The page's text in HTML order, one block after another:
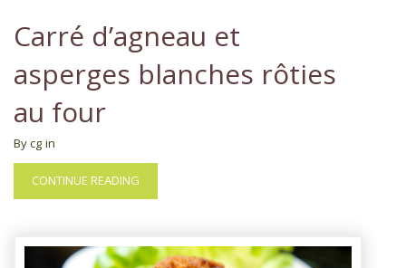
Carré d’agneau et
asperges blanches rôties
au four
By cg in
CONTINUE READING